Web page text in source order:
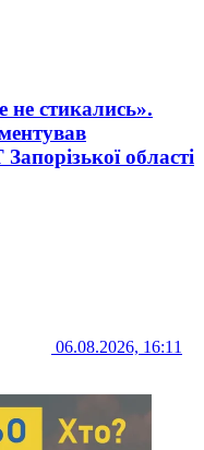
стикались».
області
06.08.2026, 16:11